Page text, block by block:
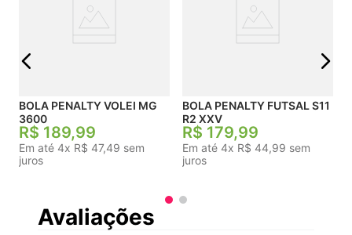
BOLA PENALTY VOLEI MG
3600
R$ 189,99
Em até 4x R$ 47,49 sem
juros
BOLA PENALTY FUTSAL S11
R2 XXV
R$ 179,99
Em até 4x R$ 44,99 sem
juros
Avaliações